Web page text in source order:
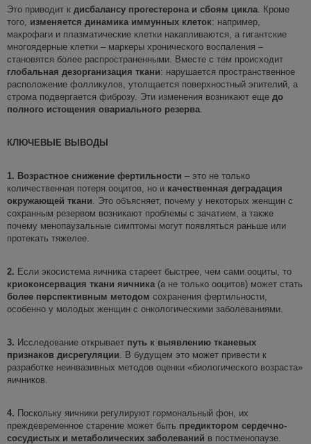
Это приводит к дисбалансу прогестерона и сбоям цикла . Кроме
того, изменяется динамика иммунных клеток: например,
макрофаги и плазматические клетки накапливаются, а гигантские
многоядерные клетки – маркеры хронического воспаления –
становятся более распространенными. Вместе с тем происходит
глобальная дезорганизация ткани: нарушается пространственное
расположение фолликулов, утолщается поверхностный эпителий, а
строма подвергается фиброзу. Эти изменения возникают еще до
полного истощения овариального резерва
КЛЮЧЕВЫЕ ВЫВОДЫ
1. Возрастное снижение фертильности – это не только
количественная потеря ооцитов, но и качественная деградация
окружающей ткани . Это объясняет, почему у некоторых женщин с
сохранным резервом возникают проблемы с зачатием, а также
почему менопаузальные симптомы могут появляться раньше или
протекать тяжелее.
2. Если экосистема яичника стареет быстрее, чем сами ооциты, то
криоконсервация ткани яичника (а не только ооцитов) может стать
более перспективным методом сохранения фертильности,
особенно у молодых женщин с онкологическими заболеваниями.
3. Исследование открывает путь к выявлению тканевых
признаков дисрегуляции . В будущем это может привести к
разработке неинвазивных методов оценки «биологического возраста»
яичников.
4. Поскольку яичники регулируют гормональный фон, их
преждевременное старение может быть предиктором сердечно-
сосудистых и метаболических заболеваний в постменопаузе.